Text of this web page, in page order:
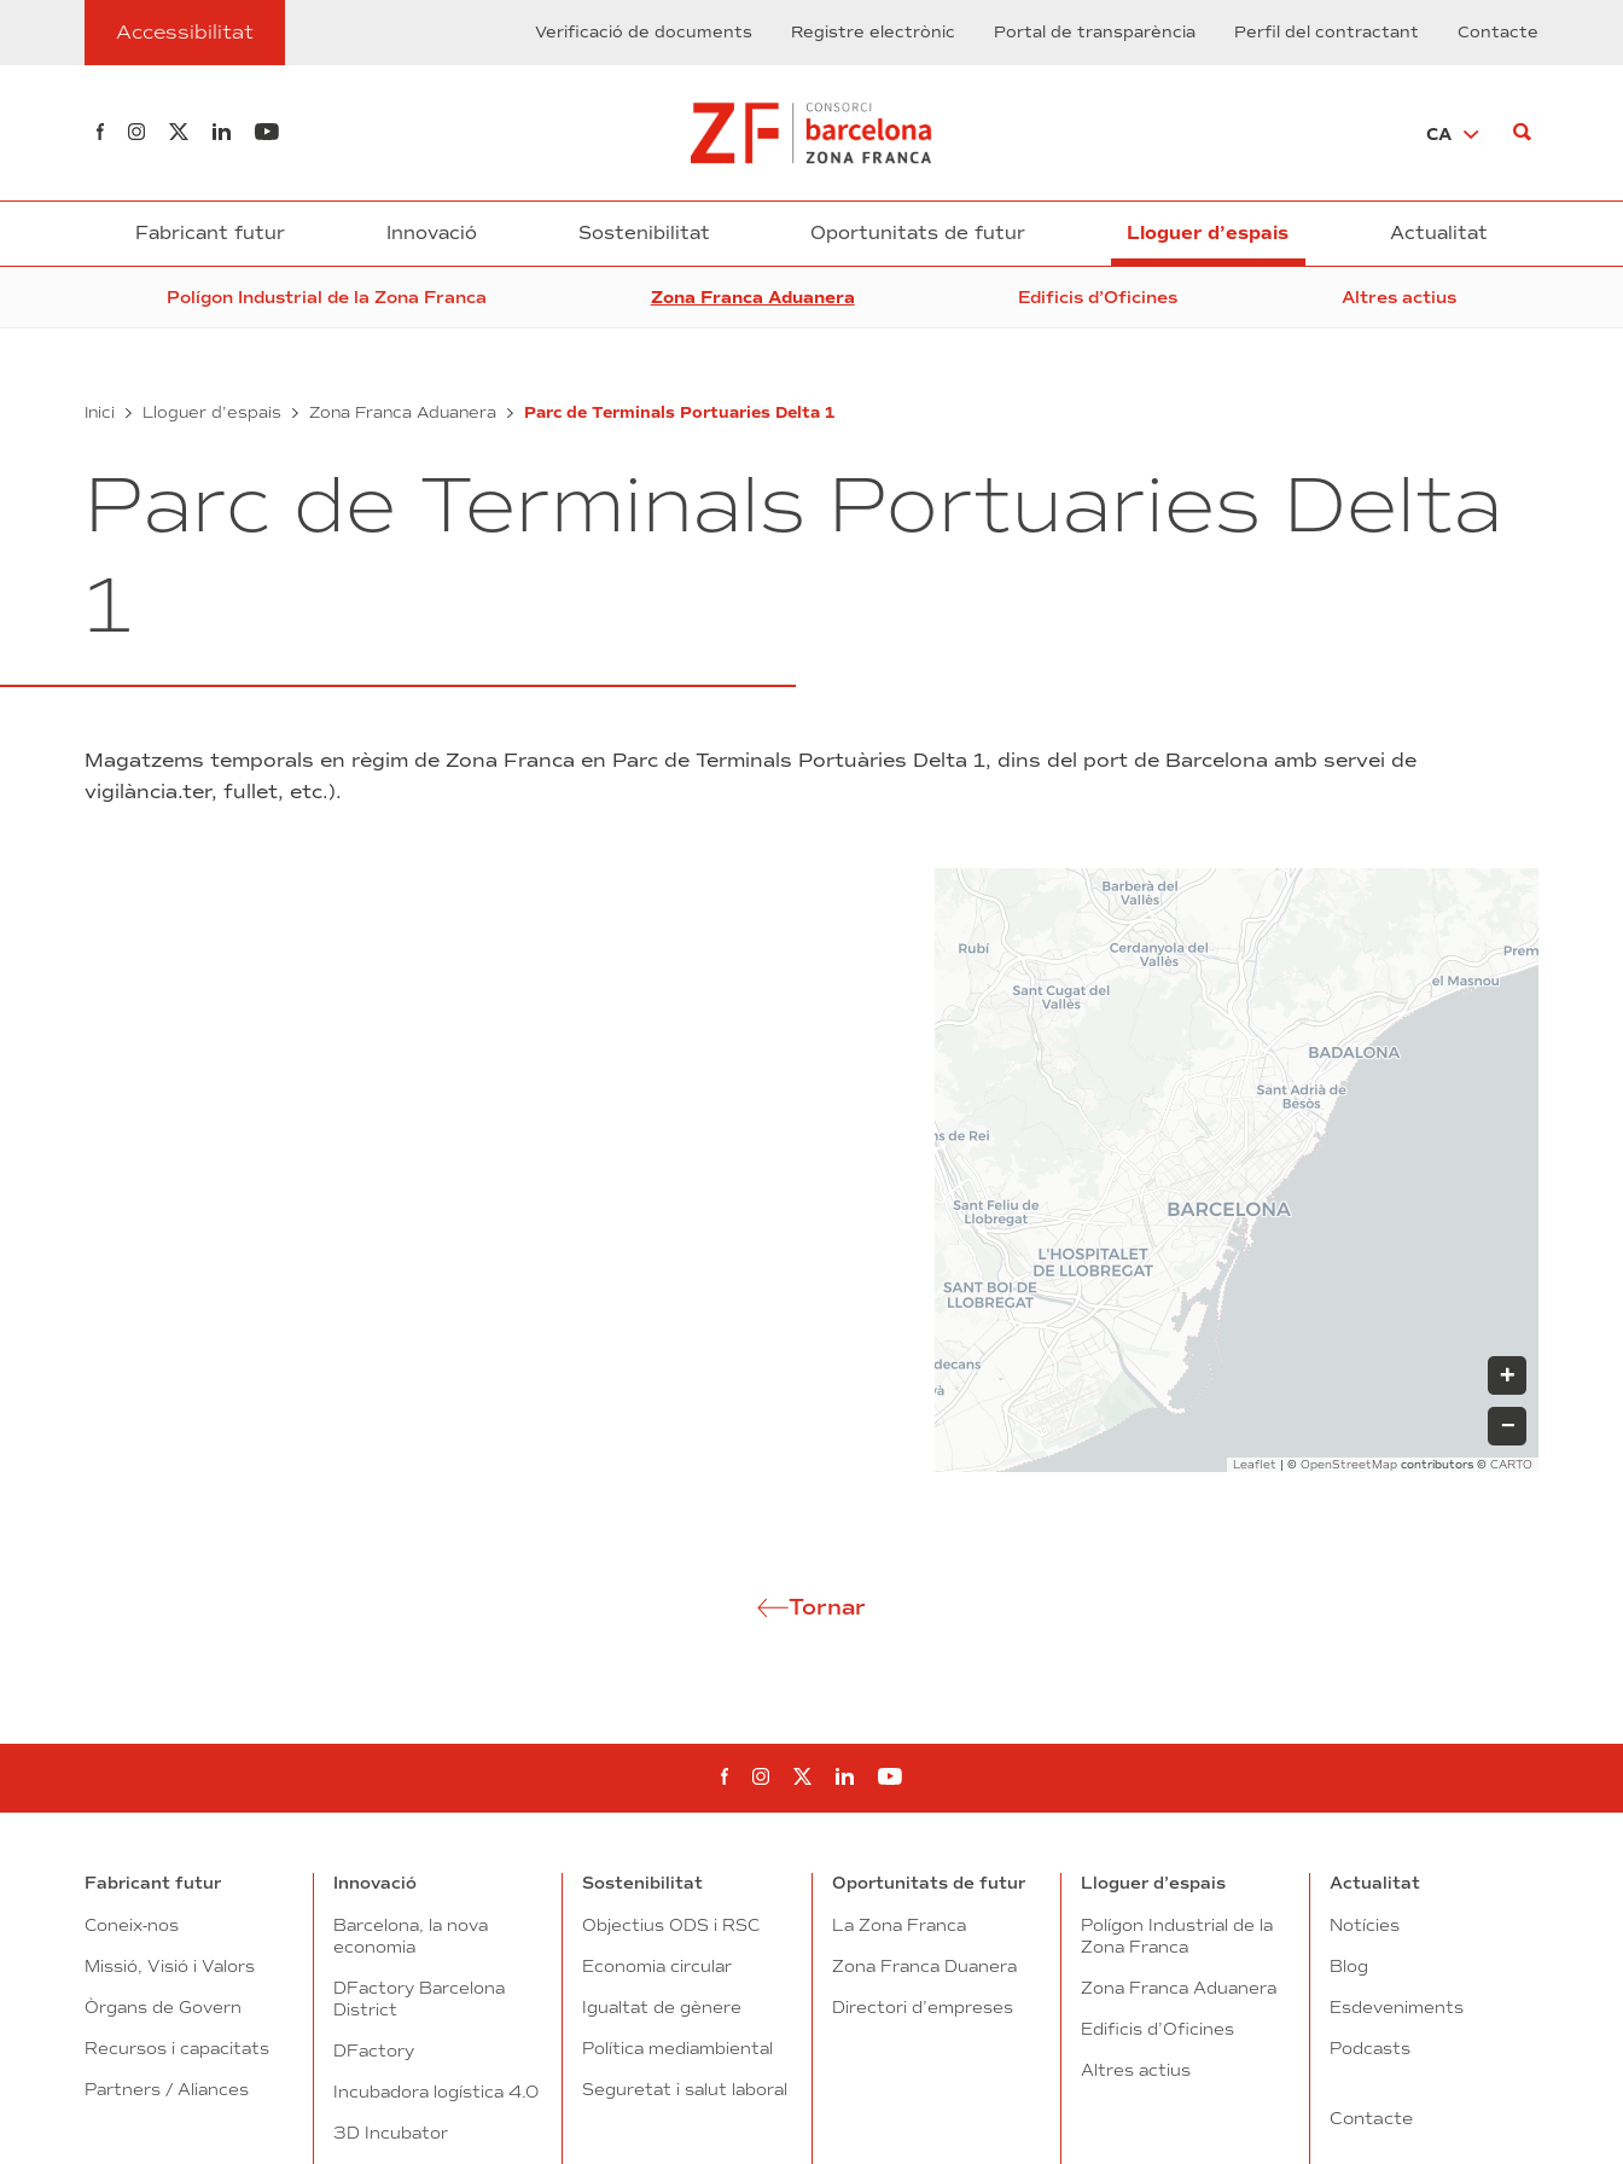
Accessibilitat Verificació de documents Registre electrònic Portal de transparència Perfil del contractant Contacte
Segueix-nos al Facebook
Segueix-nos a Instagram
Segueix-nos a Twitter
Segueix-nos a Linkedin
Segueix-nos a Youtube CA
Fabricant futur Innovació Sostenibilitat Oportunitats de futur Lloguer d’espais
Polígon Industrial de la Zona Franca Zona Franca Aduanera Edificis d’Oficines Altres actius
Actualitat
Inici Lloguer d’espais Zona Franca Aduanera Parc de Terminals Portuaries Delta 1
Parc de Terminals Portuaries Delta
1
Magatzems temporals en règim de Zona Franca en Parc de Terminals Portuàries Delta 1, dins del port de Barcelona amb servei de
vigilància.ter, fullet, etc.).
+
−
Leaflet © OpenStreetMap contributors © CARTO
Tornar
Segueix-nos al Facebook
Segueix-nos a Instagram
Segueix-nos a Twitter
Segueix-nos a Linkedin
Segueix-nos a Youtube
Fabricant futur
Coneix-nos
Missió, Visió i Valors
Òrgans de Govern
Recursos i capacitats
Partners / Aliances
Innovació
Barcelona, la nova
economia
DFactory Barcelona
District
DFactory
Incubadora logística 4.0
3D Incubator
Sostenibilitat
Objectius ODS i RSC
Economia circular
Igualtat de gènere
Política mediambiental
Seguretat i salut laboral
Oportunitats de futur
La Zona Franca
Zona Franca Duanera
Directori d’empreses
Lloguer d’espais
Polígon Industrial de la
Zona Franca
Zona Franca Aduanera
Edificis d’Oficines
Altres actius
Actualitat
Notícies
Blog
Esdeveniments
Podcasts
Contacte